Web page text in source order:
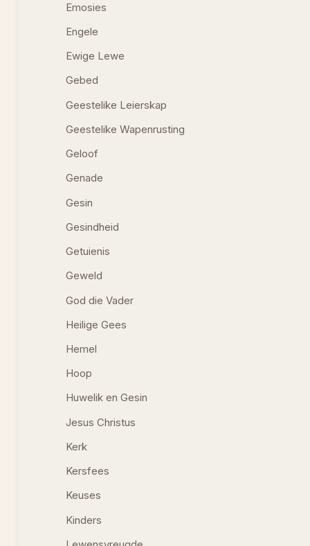
Emosies
Engele
Ewige Lewe
Gebed
Geestelike Leierskap
Geestelike Wapenrusting
Geloof
Genade
Gesin
Gesindheid
Getuienis
Geweld
God die Vader
Heilige Gees
Hemel
Hoop
Huwelik en Gesin
Jesus Christus
Kerk
Kersfees
Keuses
Kinders